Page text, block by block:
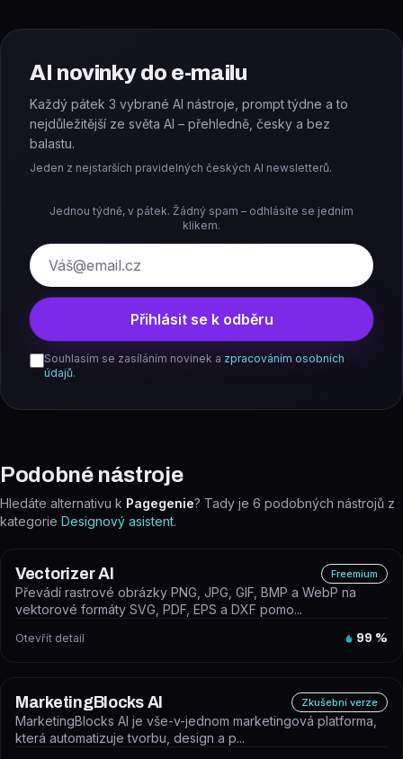
AI novinky do e-mailu
Každý pátek 3 vybrané AI nástroje, prompt týdne a to
nejdůležitější ze světa AI – přehledně, česky a bez
balastu.
Jeden z nejstarších pravidelných českých AI newsletterů.
Jednou týdně, v pátek. Žádný spam – odhlásíte se jedním
klikem.
E-mail
Přihlásit se k odběru
Souhlasím se zasíláním novinek a zpracováním osobních
údajů.
Podobné nástroje
Hledáte alternativu k Pagegenie? Tady je 6 podobných nástrojů z
kategorie Designový asistent.
Vectorizer AI Freemium
Převádí rastrové obrázky PNG, JPG, GIF, BMP a WebP na
vektorové formáty SVG, PDF, EPS a DXF pomo...
Otevřít detail 99 %
MarketingBlocks AI Zkušební verze
MarketingBlocks AI je vše-v-jednom marketingová platforma,
která automatizuje tvorbu, design a p...